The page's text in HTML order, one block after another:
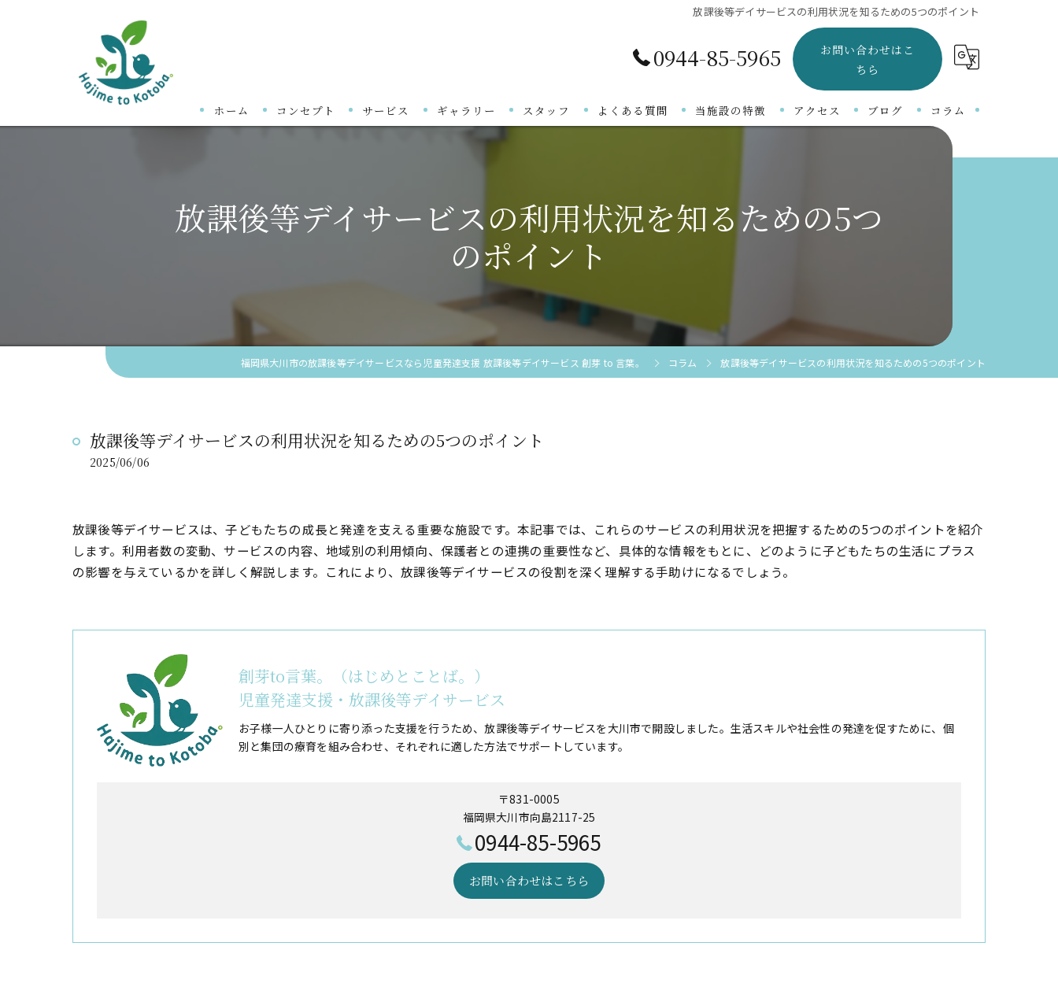
放課後等デイサービスの利用状況を知るための5つのポイント
0944-85-5965
お問い合わせはこ
ちら
ホーム コンセプト サービス ギャラリー スタッフ よくある質問 当施設の特徴
知的障がい
アクセス ブログ コラム
放課後等デイサービスの利用状況を知るための5つ
のポイント
福岡県大川市の放課後等デイサービスなら児童発達支援 放課後等デイサービス 創芽 to 言葉。 コラム 放課後等デイサービスの利用状況を知るための5つのポイント
放課後等デイサービスの利用状況を知るための5つのポイント
2025/06/06
放課後等デイサービスは、子どもたちの成長と発達を支える重要な施設です。本記事では、これらのサービスの利用状況を把握するための5つのポイントを紹介
します。利用者数の変動、サービスの内容、地域別の利用傾向、保護者との連携の重要性など、具体的な情報をもとに、どのように子どもたちの生活にプラス
の影響を与えているかを詳しく解説します。これにより、放課後等デイサービスの役割を深く理解する手助けになるでしょう。
創芽to言葉。（はじめとことば。）
児童発達支援・放課後等デイサービス
お子様一人ひとりに寄り添った支援を行うため、放課後等デイサービスを大川市で開設しました。生活スキルや社会性の発達を促すために、個
別と集団の療育を組み合わせ、それぞれに適した方法でサポートしています。
〒831-0005
福岡県大川市向島2117-25
0944-85-5965
お問い合わせはこちら